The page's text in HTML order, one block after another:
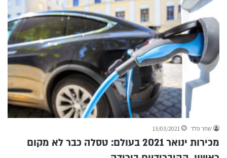
שחר פלד 13/03/2021
מכירות ינואר 2021 בעולם: טסלה כבר לא מקום